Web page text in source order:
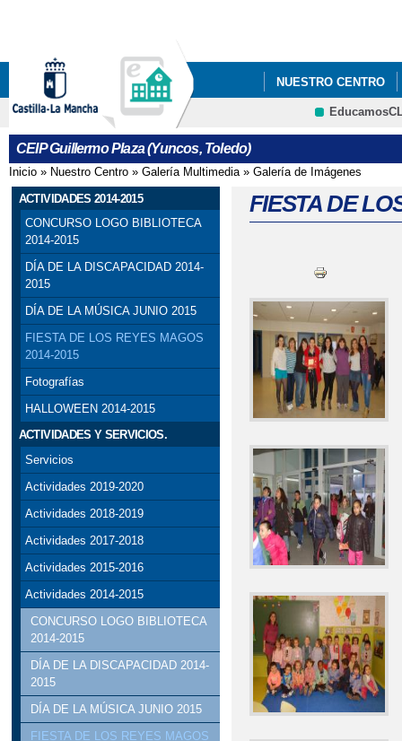
NUESTRO CENTRO
CEIP Guillermo Plaza (Yuncos, Toledo)
Se encuentra usted aquí
Inicio » Nuestro Centro » Galería Multimedia» Galería de Imágenes
ACTIVIDADES 2014-2015
CONCURSO LOGO BIBLIOTECA
2014-2015
DÍA DE LA DISCAPACIDAD 2014-
2015
DÍA DE LA MÚSICA JUNIO 2015
FIESTA DE LOS REYES MAGOS
2014-2015
Fotografías
HALLOWEEN 2014-2015
ACTIVIDADES Y SERVICIOS.
Servicios
Actividades 2019-2020
Actividades 2018-2019
Actividades 2017-2018
Actividades 2015-2016
Actividades 2014-2015
CONCURSO LOGO BIBLIOTECA
2014-2015
DÍA DE LA DISCAPACIDAD 2014-
2015
DÍA DE LA MÚSICA JUNIO 2015
FIESTA DE LOS REYES MAGOS
FIESTA DE